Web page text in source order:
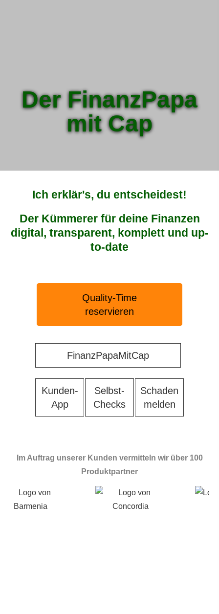
Der FinanzPapa
mit Cap
Ich erklär's, du entscheidest!
Der Kümmerer für deine Finanzen
digital, transparent, komplett und up-
to-date
Quality-Time
reservieren
FinanzPapaMitCap
Kunden-
App
Selbst-
Checks
Schaden
melden
Im Auftrag unserer Kunden vermitteln wir über 100
Produktpartner